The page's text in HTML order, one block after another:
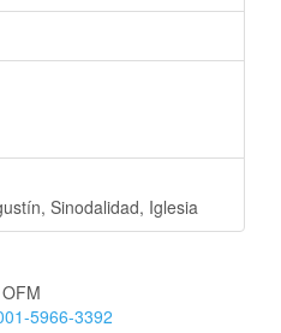
Sinodalidad, Iglesia
5966-3392